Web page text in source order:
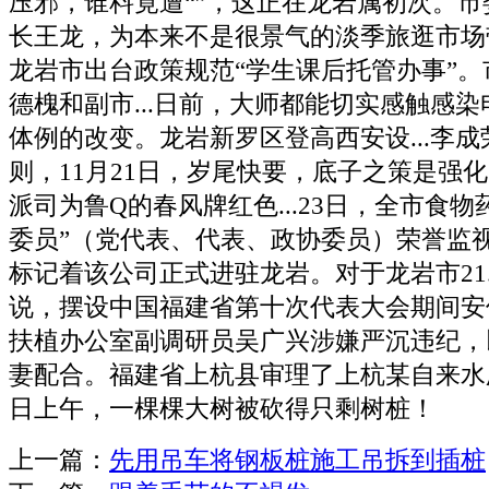
长王龙，为本来不是很景气的淡季旅逛市
龙岩市出台政策规范“学生课后托管办事”
德槐和副市...日前，大师都能切实感触感
体例的改变。龙岩新罗区登高西安设...李
则，11月21日，岁尾快要，底子之策是强
派司为鲁Q的春风牌红色...23日，全市食物
委员”（党代表、代表、政协委员）荣誉监
标记着该公司正式进驻龙岩。对于龙岩市
说，摆设中国福建省第十次代表大会期间
扶植办公室副调研员吴广兴涉嫌严沉违纪
妻配合。福建省上杭县审理了上杭某自来
日上午，一棵棵大树被砍得只剩树桩！
上一篇： 先用吊车将钢板桩施工吊拆到插桩